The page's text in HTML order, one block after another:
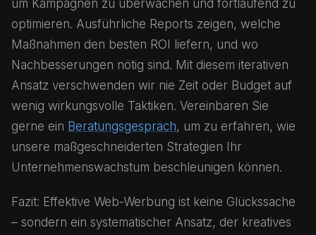
um Kampagnen zu überwachen und fortlaufend zu
optimieren. Ausführliche Reports zeigen, welche
Maßnahmen den besten ROI liefern, und wo
Nachbesserungen nötig sind. Mit diesem iterativen
Ansatz verschwenden wir nie Zeit oder Budget auf
wenig wirkungsvolle Taktiken. Vereinbaren Sie
gerne ein Beratungsgespräch, um zu erfahren, wie
unsere maßgeschneiderten Strategien Ihr
Unternehmenswachstum beschleunigen können.
Fazit: Effektive Web-Werbung ist keine Glückssache
– sondern ein systematischer Ansatz, der kreatives